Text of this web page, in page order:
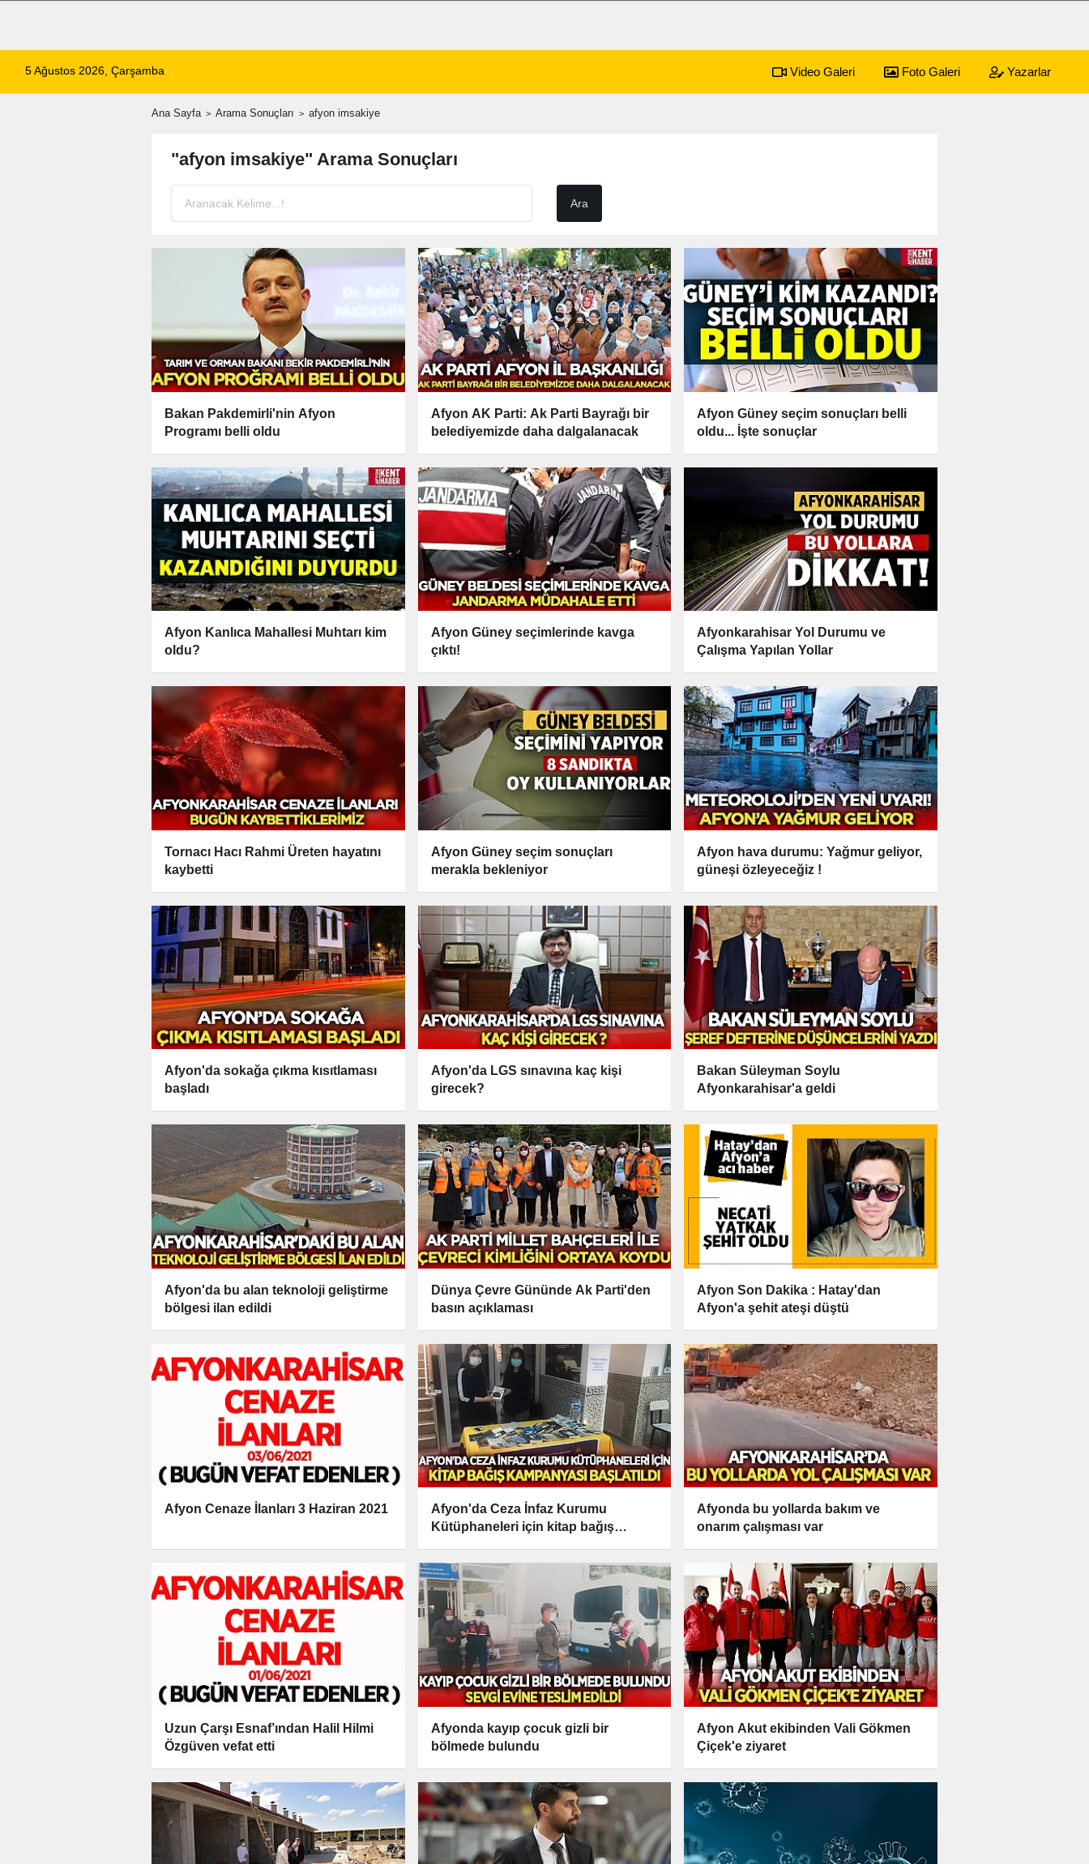
5 Ağustos 2026, Çarşamba Video Galeri Foto Galeri Yazarlar
Ana Sayfa Arama Sonuçları afyon imsakiye
"afyon imsakiye" Arama Sonuçları
Bakan Pakdemirli'nin Afyon
Programı belli oldu
Afyon AK Parti: Ak Parti Bayrağı bir
belediyemizde daha dalgalanacak
Afyon Güney seçim sonuçları belli
oldu... İşte sonuçlar
Afyon Kanlıca Mahallesi Muhtarı kim
oldu?
Afyon Güney seçimlerinde kavga
çıktı!
Afyonkarahisar Yol Durumu ve
Çalışma Yapılan Yollar
Tornacı Hacı Rahmi Üreten hayatını
kaybetti
Afyon Güney seçim sonuçları
merakla bekleniyor
Afyon hava durumu: Yağmur geliyor,
güneşi özleyeceğiz !
Afyon'da sokağa çıkma kısıtlaması
başladı
Afyon'da LGS sınavına kaç kişi
girecek?
Bakan Süleyman Soylu
Afyonkarahisar'a geldi
Afyon'da bu alan teknoloji geliştirme
bölgesi ilan edildi
Dünya Çevre Gününde Ak Parti'den
basın açıklaması
Afyon Son Dakika : Hatay'dan
Afyon'a şehit ateşi düştü
Afyon Cenaze İlanları 3 Haziran 2021
Afyon'da Ceza İnfaz Kurumu
Kütüphaneleri için kitap bağış
Afyonda bu yollarda bakım ve
onarım çalışması var
Uzun Çarşı Esnaf’ından Halil Hilmi
Özgüven vefat etti
Afyonda kayıp çocuk gizli bir
bölmede bulundu
Afyon Akut ekibinden Vali Gökmen
Çiçek'e ziyaret